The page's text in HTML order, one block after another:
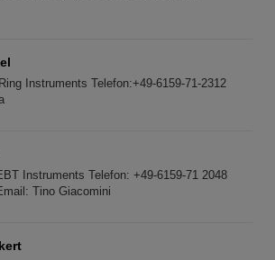
Instruments Telefon:+49-6159-71-2312
Instruments Telefon: +49-6159-71 2048
Tino Giacomini